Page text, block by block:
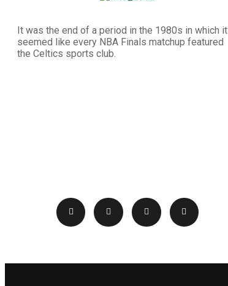
It was the end of a period in the 1980s in which it
seemed like every NBA Finals matchup featured
the Celtics sports club.